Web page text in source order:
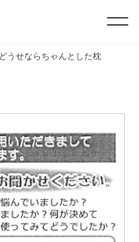
どうせならちゃんとした枕